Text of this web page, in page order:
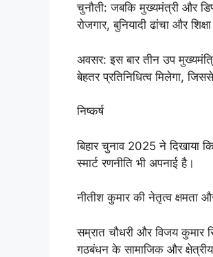
चुनौती: जबकि मुख्यमंत्री और
रोजगार, बुनियादी ढांचा और
अवसर: इस बार तीन उप
बेहतर प्रतिनिधित्व मिलेगा,
निष्कर्ष
बिहार चुनाव 2025 ने दिखाया
स्मार्ट रणनीति भी अपनाई है।
नीतीश कुमार की नेतृत्व क्षमता
सम्रात चौधरी और विजय कुमार
गठबंधन के सामाजिक और